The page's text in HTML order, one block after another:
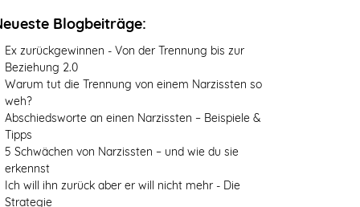
Blogbeiträge:
Ex zurückgewinnen - Von der Trennung bis zur
Beziehung 2.0
Warum tut die Trennung von einem Narzissten so
weh?
Abschiedsworte an einen Narzissten – Beispiele &
Tipps
5 Schwächen von Narzissten – und wie du sie
erkennst
Ich will ihn zurück aber er will nicht mehr - Die
Strategie